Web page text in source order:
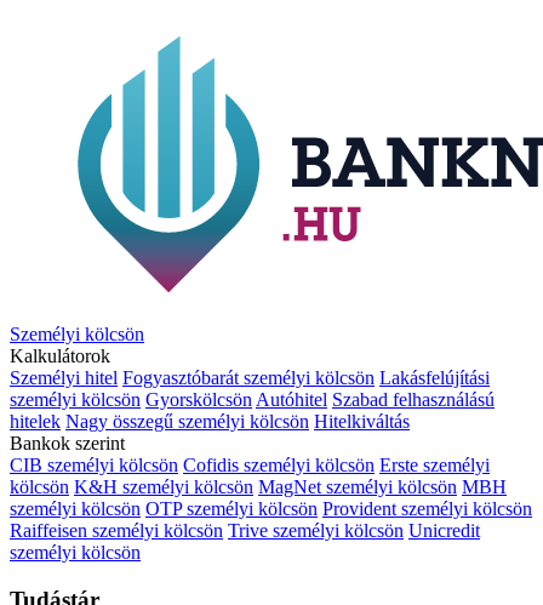
Személyi kölcsön
Kalkulátorok
Személyi hitel Fogyasztóbarát személyi kölcsön Lakásfelújítási
személyi kölcsön Gyorskölcsön Autóhitel Szabad felhasználású
hitelek Nagy összegű személyi kölcsön Hitelkiváltás
Bankok szerint
CIB személyi kölcsön Cofidis személyi kölcsön Erste személyi
kölcsön K&H személyi kölcsön MagNet személyi kölcsön MBH
személyi kölcsön OTP személyi kölcsön Provident személyi kölcsön
Raiffeisen személyi kölcsön Trive személyi kölcsön Unicredit
személyi kölcsön
Tudástár